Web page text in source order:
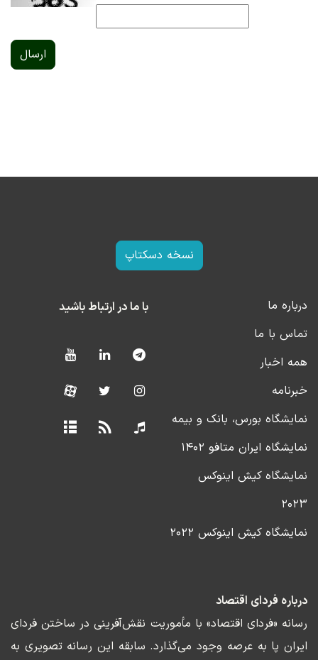
ارسال
نسخه دسکتاپ
درباره ما
تماس با ما
همه اخبار
خبرنامه
نمایشگاه بورس، بانک و بیمه
نمایشگاه ایران متافو ۱۴۰۲
نمایشگاه کیش اینوکس
۲۰۲۳
نمایشگاه کیش اینوکس ۲۰۲۲
با ما در ارتباط باشید
درباره فردای اقتصاد
رسانه «فردای اقتصاد» با مأموریت نقش‌آفرینی در ساختن فردای
ایران پا به عرصه وجود می‌گذارد. سابقه این رسانه تصویری به